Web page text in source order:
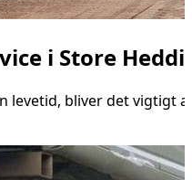
i Store
levetid, bliver det vigtigt